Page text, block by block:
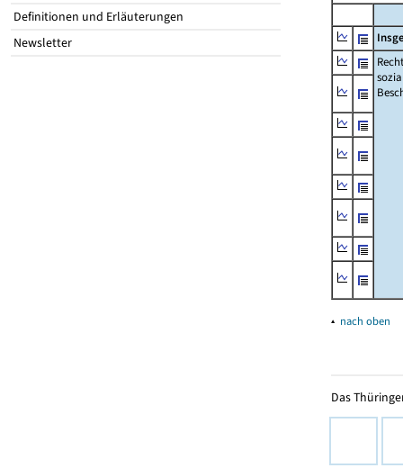
Definitionen und Erläuterungen
Newsletter
▴ nach oben
Das